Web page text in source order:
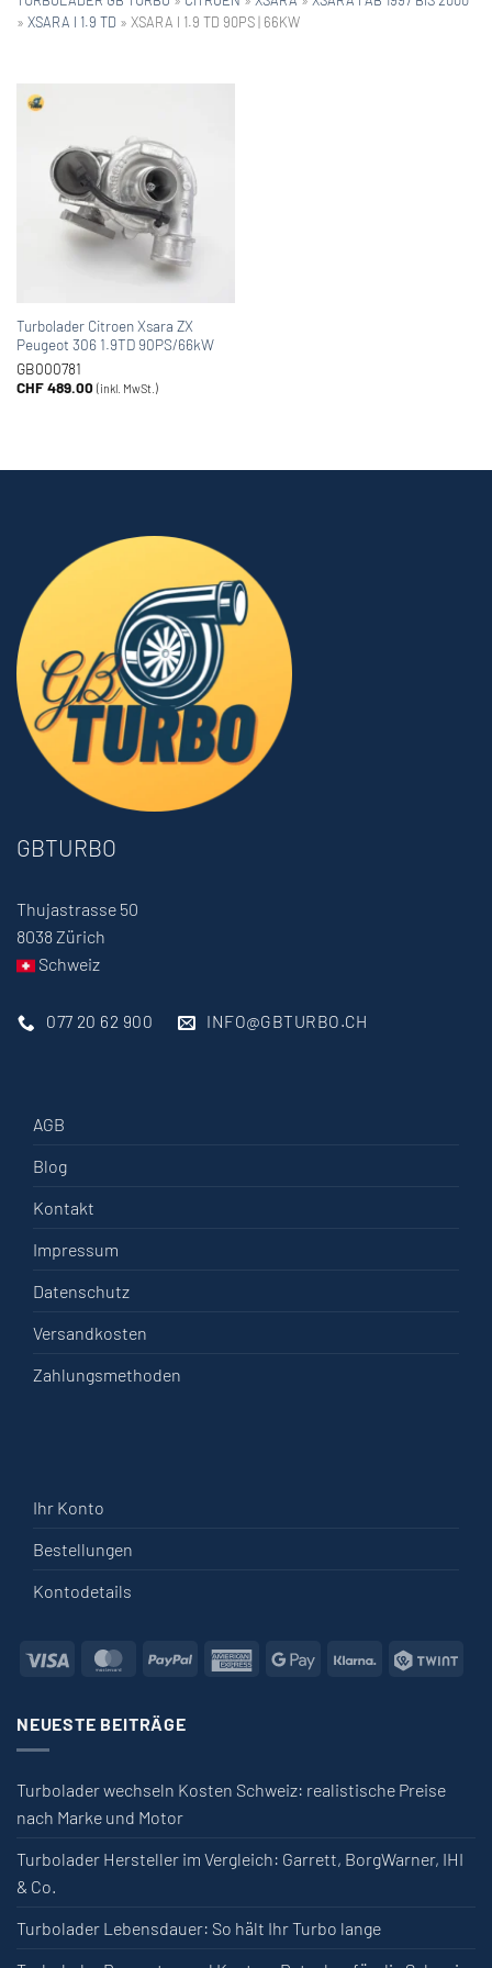
» XSARA I 1.9 TD » XSARA I 1.9 TD 90PS | 66KW
Turbolader Citroen Xsara ZX
Peugeot 306 1.9TD 90PS/66kW
GB000781
CHF489.00 (inkl. MwSt.)
GBTURBO
Thujastrasse 50
8038 Zürich
Schweiz
077 20 62 900 INFO@GBTURBO.CH
AGB
Blog
Kontakt
Impressum
Datenschutz
Versandkosten
Zahlungsmethoden
Ihr Konto
Bestellungen
Kontodetails
Visa MasterCardPayPal American Express
Google PayKlarna
NEUESTE BEITRÄGE
Turbolader wechseln Kosten Schweiz: realistische Preise
nach Marke und Motor
Turbolader Hersteller im Vergleich: Garrett, BorgWarner, IHI
& Co.
Turbolader Lebensdauer: So hält Ihr Turbo lange